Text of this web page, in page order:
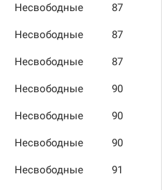
Несвободные 87
Несвободные 87
Несвободные 87
Несвободные 90
Несвободные 90
Несвободные 90
Несвободные 91